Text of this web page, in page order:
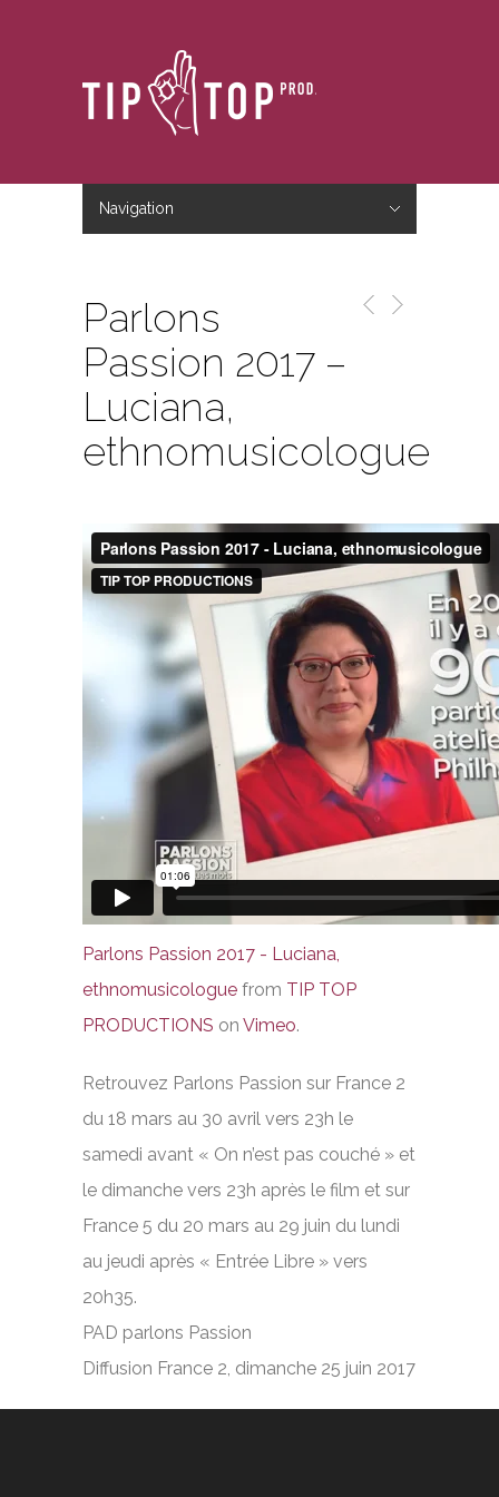
Navigation
Parlons
Passion 2017 –
Luciana,
ethnomusicologue
Parlons Passion 2017 - Luciana,
ethnomusicologue from TIP TOP
PRODUCTIONS on Vimeo.
Retrouvez Parlons Passion sur France 2
du 18 mars au 30 avril vers 23h le
samedi avant « On n’est pas couché » et
le dimanche vers 23h après le film et sur
France 5 du 20 mars au 29 juin du lundi
au jeudi après « Entrée Libre » vers
20h35.
PAD parlons Passion
Diffusion France 2, dimanche 25 juin 2017